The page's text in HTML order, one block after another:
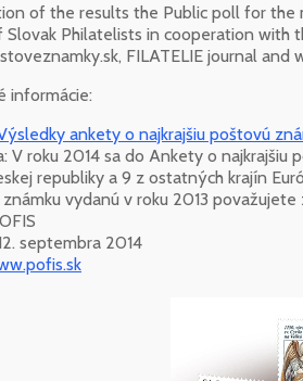
of the results the Public poll for the
Slovak Philatelists in cooperation with
FILATELIE journal and
informácie:
ankety o najkrajšiu poštovú
V roku 2014 sa do Ankety o najkrajšiu
republiky a 9 z ostatných krajín
vydanú v roku 2013 považujete
septembra 2014